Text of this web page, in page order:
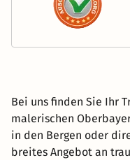
Bei uns finden Sie Ihr
malerischen
in den Bergen oder
breites Angebot an